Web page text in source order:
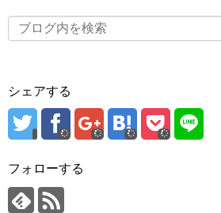
シェアする
フォローする